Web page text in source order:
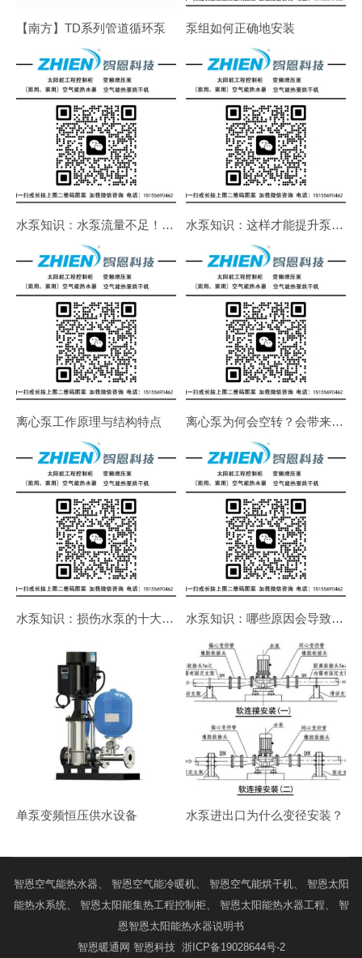
【南方】TD系列管道循环泵 泵组如何正确地安装
水泵知识：水泵流量不足！吸不上水！不出水！如何解决 水泵知识：这样才能提升泵的使用寿命
离心泵工作原理与结构特点 离心泵为何会空转？会带来什么危害？
水泵知识：损伤水泵的十大错误使用方法 水泵知识：哪些原因会导致泵体发热？
单泵变频恒压供水设备 水泵进出口为什么变径安装？
智恩 空气能热水器 、 智恩 空气能冷暖机、 智恩 空气能烘干机、 智恩 太阳
能热水系统 、 智恩 太阳能集热工程控制柜、 智恩 太阳能热水器工程 、 智
恩 智恩太阳能热水器说明书
智恩暖通网 智恩科技 浙ICP备19028644号-2